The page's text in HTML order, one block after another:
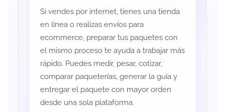
Si vendes por internet, tienes una tienda
en línea o realizas envíos para
ecommerce, preparar tus paquetes con
el mismo proceso te ayuda a trabajar más
rápido. Puedes medir, pesar, cotizar,
comparar paqueterías, generar la guía y
entregar el paquete con mayor orden
desde una sola plataforma.